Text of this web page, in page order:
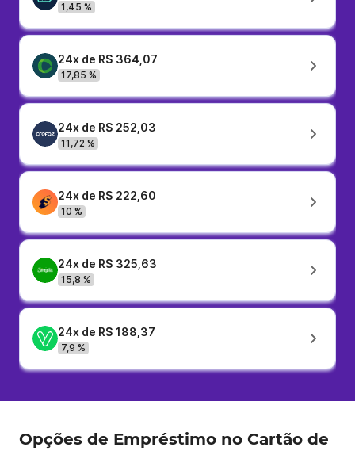
1,45 %
24x de R$ 364,07
17,85 %
24x de R$ 252,03
11,72 %
24x de R$ 222,60
10 %
24x de R$ 325,63
15,8 %
24x de R$ 188,37
7,9 %
Opções de Empréstimo no Cartão de